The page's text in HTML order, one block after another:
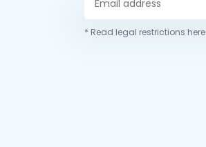
* Read legal restrictions here